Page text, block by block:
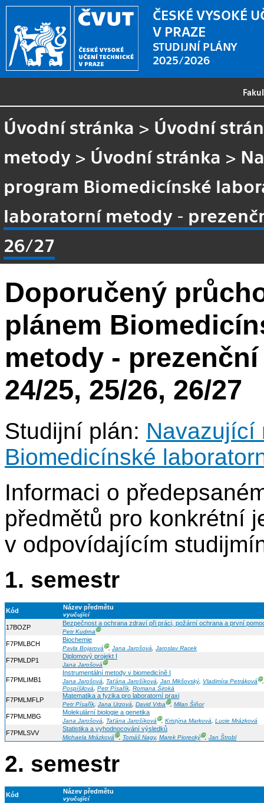
ČESKÉ VYSOKÉ
V PRAZE
STUDIJNÍ PLÁNY
2025/2026
Úvodní stránka > Úvodní
metody > Úvodní stránka >
program Biomedicínské
laboratorní metody -
26/27
Doporučený
plánem
metody -
24/25, 25/26, 26/27
Studijní plán: Navazující
Biomedicínské
Informaci o
předmětů pro konkrétní
v odpovídajícím
1. semestr
Kód Název předmětu
vyučující
17BOZP
Bezpečnost a ochrana zdraví při práci, požární ochrana a první
Petr KudrnaⒼ
F7PMLBCH
Biochemie
Pavla BojarováⒼ, Jana Jarošová, Jaroslav Racek
F7PMLDP1
Diplomový projekt I
Jana JarošováⒼ
F7PMLIMB1
Instrumentální metody v biomedicíně I
Jana Jarošová, Taťána Jarošíková, Jan Mikšovský, Vladimíra PetrákováⒼ
Pospíšilová
Petr Písařík Romana Široká
F7PMLMFLP
Matematika a fyzika pro laboratorní praxi
Petr Písařík, Jana Urzová, David VrbaⒼ, Milan Šiňor
F7PMLMBG
Molekulární biologie a genetika
Jana Jarošová, Taťána JarošíkováⒼ, Kristýna Marková, Lucie Mrázková
F7PMLSVV
Statistika a vyhodnocování výsledků
Michaela MrázkováⒼ, Tomáš Nagy, Marek PioreckýⒼ, Jan Štrobl
2. semestr
Kód Název předmětu
vyučující